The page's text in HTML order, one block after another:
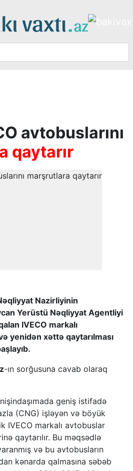
avtobuslarını
qaytarır
Nazirliyinin
Yerüstü Nəqliyyat Agentliyi
IVECO markalı
yenidən xəttə qaytarılması
-ın sorğusuna cavab olaraq
geniş istifadə
(CNG) işləyən və böyük
IVECO markalı avtobuslar
qaytarılır. Bu məqsədlə
və bu avtobusların
kənarda qalmasına səbəb